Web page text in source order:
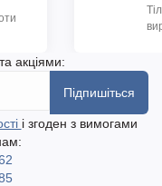
акціями:
Підпишіться
і згоден з вимогами